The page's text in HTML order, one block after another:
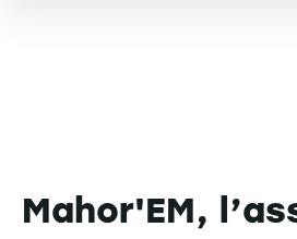
Mahor'EM,